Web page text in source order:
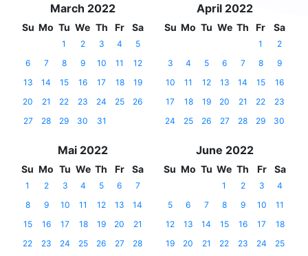
March 2022
Su Mo Tu We Th Fr Sa
1 2 3 4
5
6
7 8 9 10 11
12
13
14 15 16 17 18
19
20
21 22 23 24 25
26
27
28 29 30 31
April 2022
Su Mo Tu We Th Fr Sa
1
2
3
4 5 6 7 8
9
10
11 12 13 14 15
16
17
18 19 20 21 22
23
24
25 26 27 28 29 30
Mai 2022
Su Mo Tu We Th Fr Sa
1 2 3 4 5 6
7
8
9 10 11 12 13
14
15
16 17 18 19 20
21
22
23 24 25 26 27
28
June 2022
Su Mo Tu We Th Fr Sa
1 2 3
4
5
6 7 8 9 10
11
12
13 14 15 16 17
18
19
20 21 22 23 24
25